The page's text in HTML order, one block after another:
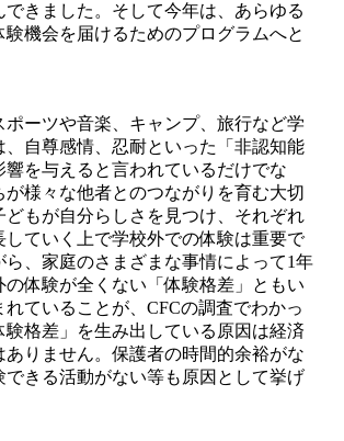
できました。そして今年は、あらゆる
機会を届けるためのプログラムへと
ポーツや音楽、キャンプ、旅行など学
、自尊感情、忍耐といった「非認知能
響を与えると言われているだけでな
が様々な他者とのつながりを育む大切
どもが自分らしさを見つけ、それぞれ
していく上で学校外での体験は重要で
ら、家庭のさまざまな事情によって1年
の体験が全くない「体験格差」ともい
れていることが、CFCの調査でわかっ
験格差」を生み出している原因は経済
ありません。保護者の時間的余裕がな
できる活動がない等も原因として挙げ